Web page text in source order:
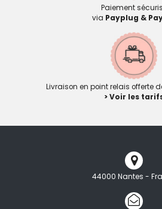
Paiement
via Payplug &
Livraison en point relais offerte
> Voir les
44000 Nantes -